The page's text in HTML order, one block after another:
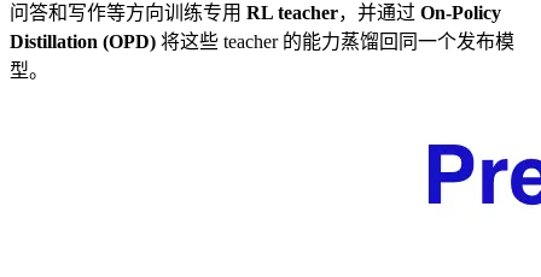
问答和写作等方向训练专用 RL teacher，并通过 On-Policy
Distillation (OPD) 将这些 teacher 的能力蒸馏回同一个发布模
型。